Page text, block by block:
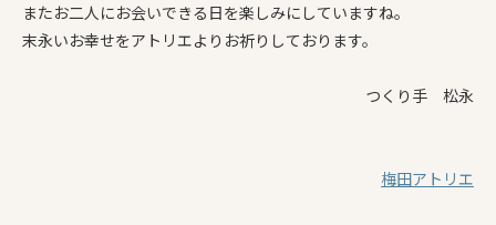
またお二人にお会いできる日を楽しみにしていますね。
末永いお幸せをアトリエよりお祈りしております。
つくり手 松永
梅田アトリエ